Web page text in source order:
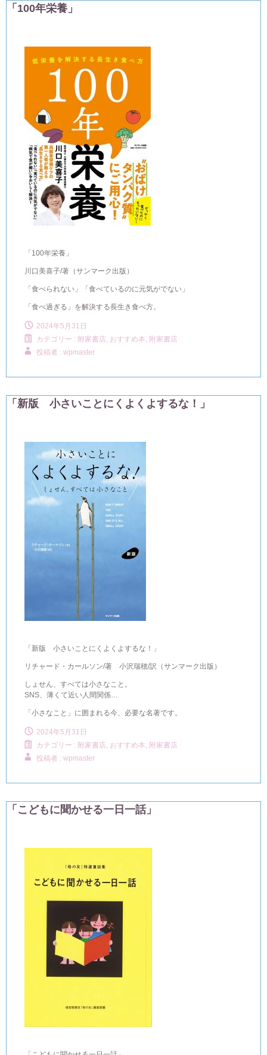
「100年栄養」
「100年栄養」
川口美喜子/著（サンマーク出版）
「食べられない」「食べているのに元気がでない」
「食べ過ぎる」を解決する長生き食べ方。
2024年5月31日
カテゴリー : 附家書店, おすすめ本 附家書店
投稿者 : wpmaster
「新版 小さいことにくよくよするな！」
「新版 小さいことにくよくよするな！」
リチャード・カールソン/著 小沢瑞穂/訳（サンマーク出版）
しょせん、すべては小さなこと。
SNS、薄くて近い人間関係…
「小さなこと」に囲まれる今、必要な名著です。
2024年5月31日
カテゴリー : 附家書店, おすすめ本 附家書店
投稿者 : wpmaster
「こどもに聞かせる一日一話」